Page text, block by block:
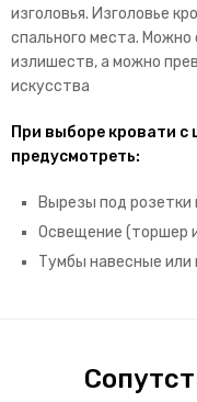
изголовья. Изголовье
спального места. Можно
излишеств, а можно
искусства
При выборе кровати с
предусмотреть:
Вырезы под розетки
Освещение (торшер
Тумбы навесные или